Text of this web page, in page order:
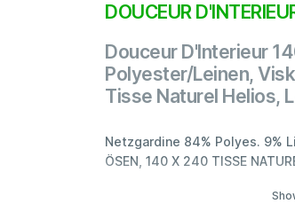
DOUCEUR
Douceur D'Interieur
Polyester/Leinen,
Tisse Naturel Helios,
Netzgardine 84% Polyes. 9%
ÖSEN, 140 X 240 TISSE